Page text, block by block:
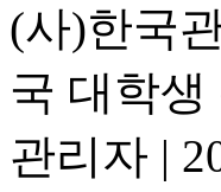
(사)한국
국 대학
관리자 |